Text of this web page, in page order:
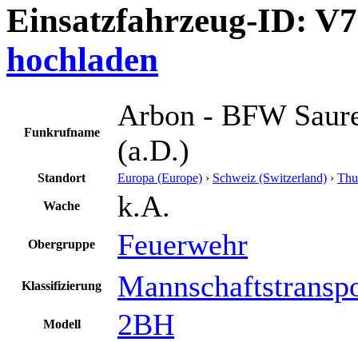
Einsatzfahrzeug-ID:
hochladen
Funkrufname
Arbon - BFW
(a.D.)
Standort Europa (Europe) › Schweiz (Switzerland) ›
Wache k.A.
Obergruppe Feuerwehr
Klassifizierung
Modell 2BH